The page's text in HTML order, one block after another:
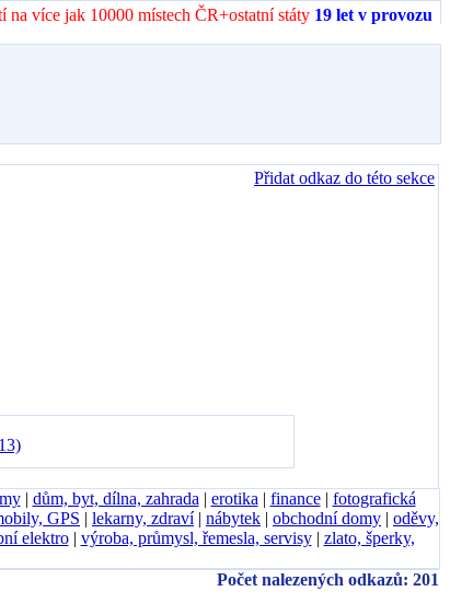
na více jak 10000 místech ČR+ostatní státy 19 let v provozu
Přidat odkaz do této sekce
| dům, byt, dílna, zahrada | erotika | finance| fotografická
GPS | lekarny, zdraví| nábytek | obchodní domy | oděvy,
elektro| výroba, průmysl, řemesla, servisy| zlato, šperky,
Počet nalezených odkazů: 201